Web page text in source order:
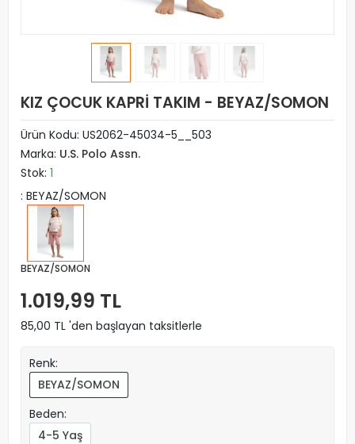
KIZ ÇOCUK KAPRİ TAKIM - BEYAZ/SOMON
Ürün Kodu: US2062-45034-5__503
Marka: U.S. Polo Assn.
Stok: 1
: BEYAZ/SOMON
BEYAZ/SOMON
1.019,99 TL
85,00 TL 'den başlayan taksitlerle
Renk:
BEYAZ/SOMON
Beden:
4-5 Yaş